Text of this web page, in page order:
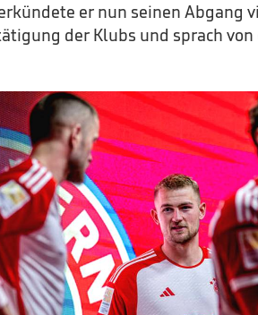
er nun seinen Abgang
der Klubs und sprach von